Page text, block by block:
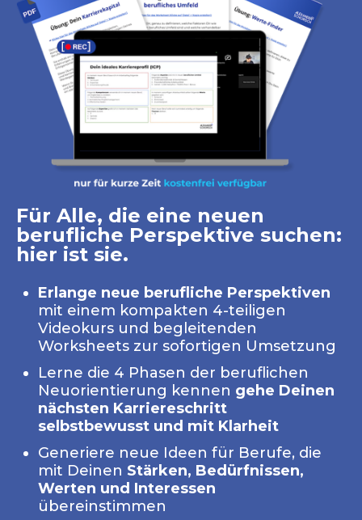
Für Alle, die eine neuen
berufliche Perspektive suchen:
hier ist sie.
Erlange neue berufliche Perspektiven
mit einem kompakten 4-teiligen
Videokurs und begleitenden
Worksheets zur sofortigen Umsetzung
Lerne die 4 Phasen der beruflichen
Neuorientierung kennen gehe Deinen
nächsten Karriereschritt
selbstbewusst und mit Klarheit
Generiere neue Ideen für Berufe, die
mit Deinen Stärken, Bedürfnissen,
Werten und Interessen
übereinstimmen